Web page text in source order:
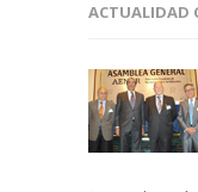
ACTUALIDAD